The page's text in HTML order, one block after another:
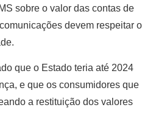
sobre o valor das contas de
devem respeitar o
que o Estado teria até 2024
e que os consumidores que
a restituição dos valores